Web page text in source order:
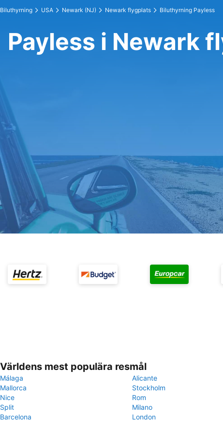
Biluthyrning USA Newark (NJ) Newark flygplats Biluthyrning Payless
Payless i Newark
Världens mest populära resmål
Málaga
Alicante
Mallorca
Stockholm
Nice
Rom
Split
Milano
Barcelona
London